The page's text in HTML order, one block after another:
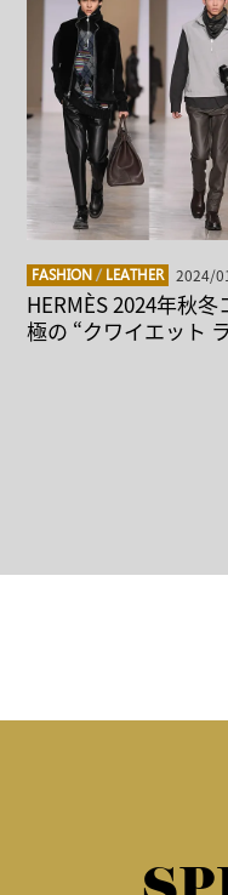
FASHION / LEATHER 2024/
HERMÈS 2024年秋
極の “クワイエット